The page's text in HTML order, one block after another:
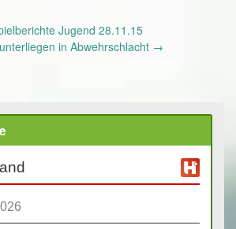
Jugend 28.11.15
in Abwehrschlacht →